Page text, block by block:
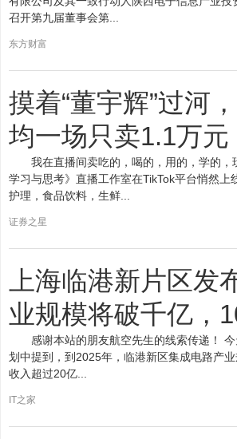
召开第九届董事会第...
东方财富
摸着“董宇辉”过河
均一场只卖1.1万元
我在直播间卖吃的，喝的，用的，学的
学习与思考》直播工作室在TikTok平台悄然
护理，食品饮料，生鲜...
证券之星
上海临港新片区
业规模将破千亿，
感谢本站的朋友航空先生的线索传递！
划中提到，到2025年，临港新区集成电路产
收入超过20亿...
IT之家